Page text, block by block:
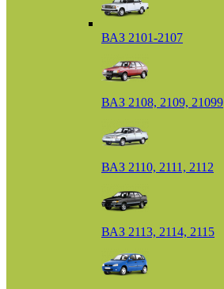
ВАЗ 2101-2107
ВАЗ 2108, 2109, 21099
ВАЗ 2110, 2111, 2112
ВАЗ 2113, 2114, 2115